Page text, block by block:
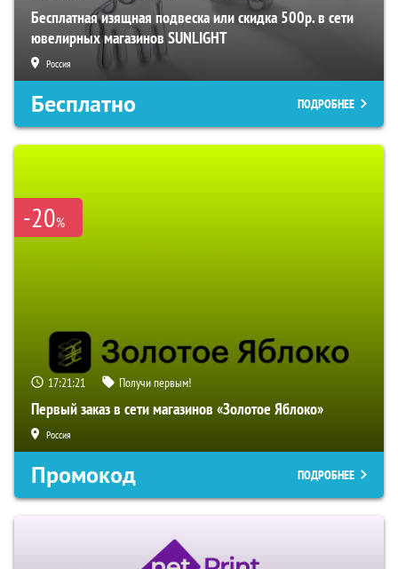
Бесплатная изящная подвеска или скидка 500р. в сети
ювелирных магазинов SUNLIGHT
Россия
Бесплатно ПОДРОБНЕЕ
-20%
17:21:20 Получи первым!
Первый заказ в сети магазинов «Золотое Яблоко»
Россия
Промокод ПОДРОБНЕЕ